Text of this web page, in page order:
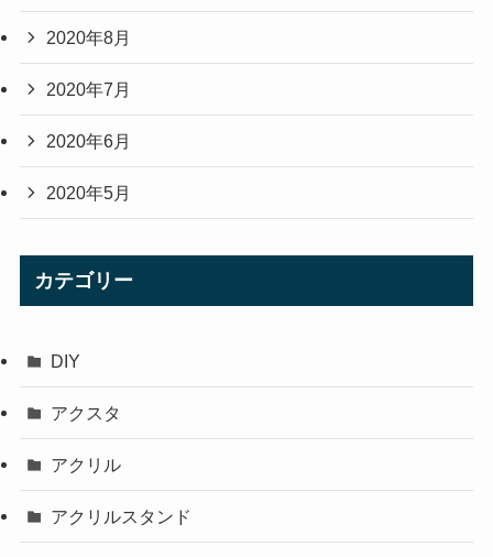
2020年8月
2020年7月
2020年6月
2020年5月
カテゴリー
DIY
アクスタ
アクリル
アクリルスタンド